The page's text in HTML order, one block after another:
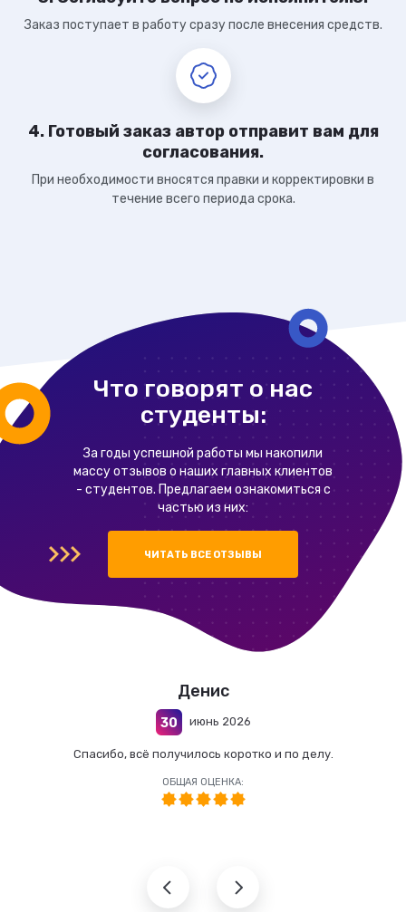
Заказ поступает в работу сразу после внесения средств.
4. Готовый заказ автор отправит вам для
согласования.
При необходимости вносятся правки и корректировки в
течение всего периода срока.
Что говорят о нас
студенты:
За годы успешной работы мы накопили
массу отзывов о наших главных клиентов
- студентов. Предлагаем ознакомиться с
частью из них:
ЧИТАТЬ ВСЕ ОТЗЫВЫ
Денис
30 июнь 2026
Спасибо, всё получилось коротко и по делу.
ОБЩАЯ ОЦЕНКА: